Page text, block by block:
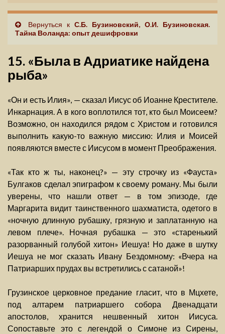
Вернуться к С.Б. Бузиновский, О.И. Бузиновская.
Тайна Воланда: опыт дешифровки
15. «Была в Адриатике найдена
рыба»
«Он и есть Илия», — сказал Иисус об Иоанне Крестителе.
Инкарнация. А в кого воплотился тот, кто был Моисеем?
Возможно, он находился рядом с Христом и готовился
выполнить какую-то важную миссию: Илия и Моисей
появляются вместе с Иисусом в момент Преображения.
«Так кто ж ты, наконец?» — эту строчку из «Фауста»
Булгаков сделал эпиграфом к своему роману. Мы были
уверены, что нашли ответ — в том эпизоде, где
Маргарита видит таинственного шахматиста, одетого в
«ночную длинную рубашку, грязную и заплатанную на
левом плече». Ночная рубашка — это «старенький
разорванный голубой хитон» Иешуа! Но даже в шутку
Иешуа не мог сказать Ивану Бездомному: «Вчера на
Патриарших прудах вы встретились с сатаной»!
Грузинское церковное предание гласит, что в Мцхете,
под алтарем патриаршего собора Двенадцати
апостолов, хранится нешвенный хитон Иисуса.
Сопоставьте это с легендой о Симоне из Сирены,